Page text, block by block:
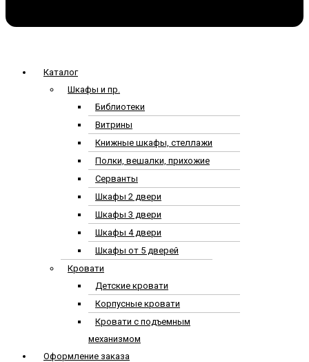
Каталог
Шкафы и пр.
Библиотеки
Витрины
Книжные шкафы, стеллажи
Полки, вешалки, прихожие
Серванты
Шкафы 2 двери
Шкафы 3 двери
Шкафы 4 двери
Шкафы от 5 дверей
Кровати
Детские кровати
Корпусные кровати
Кровати с подъемным
механизмом
Оформление заказа